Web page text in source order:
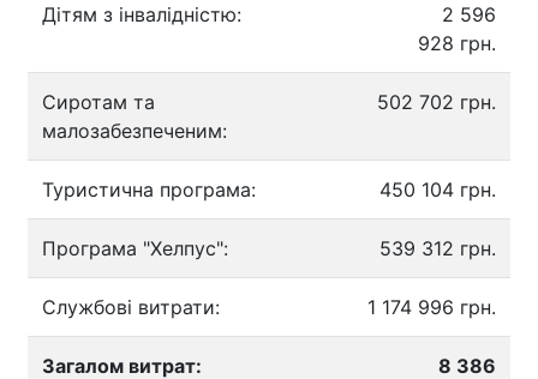
Дітям з інвалідністю:
2 596
928 грн.
Сиротам та
малозабезпеченим:
502 702 грн.
Туристична програма: 450 104 грн.
Програма "Хелпус": 539 312 грн.
Службові витрати: 1 174 996 грн.
Загалом витрат:
8 386